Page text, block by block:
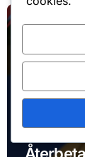
Event